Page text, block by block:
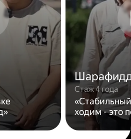
Стаж 4 года
ходим - это